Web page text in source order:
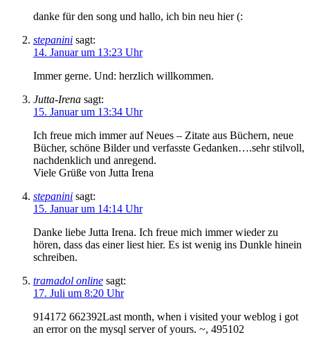
danke für den song und hallo, ich bin neu hier (:
stepanini sagt:
14. Januar um 13:23 Uhr
Immer gerne. Und: herzlich willkommen.
Jutta-Irena sagt:
15. Januar um 13:34 Uhr
Ich freue mich immer auf Neues – Zitate aus Büchern, neue
Bücher, schöne Bilder und verfasste Gedanken….sehr stilvoll,
nachdenklich und anregend.
Viele Grüße von Jutta Irena
stepanini sagt:
15. Januar um 14:14 Uhr
Danke liebe Jutta Irena. Ich freue mich immer wieder zu
hören, dass das einer liest hier. Es ist wenig ins Dunkle hinein
schreiben.
tramadol online sagt:
17. Juli um 8:20 Uhr
914172 662392Last month, when i visited your weblog i got
an error on the mysql server of yours. ~, 495102